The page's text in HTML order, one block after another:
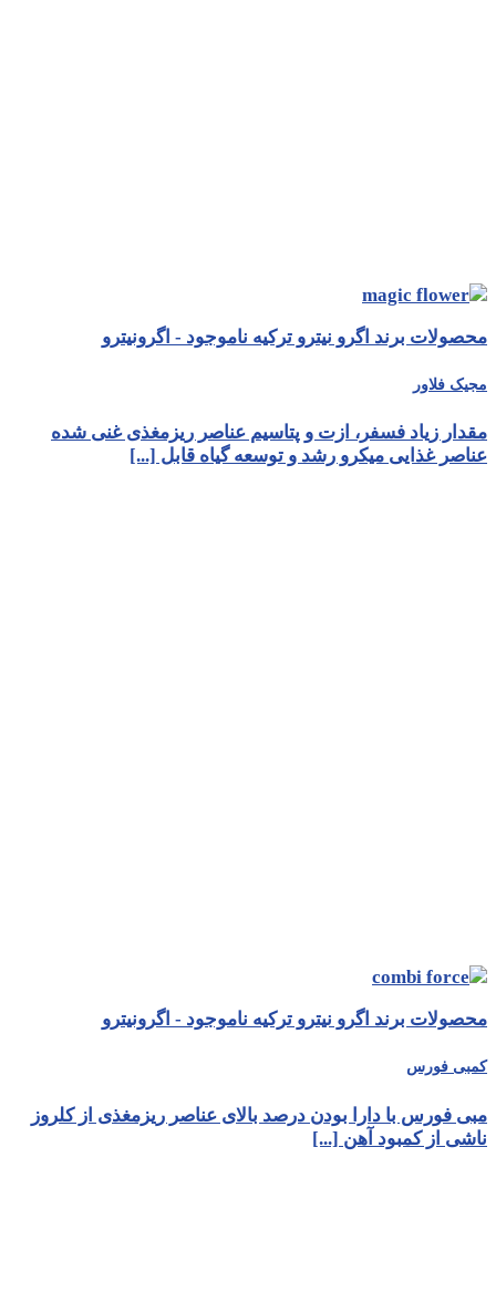
محصولات برند اگرو نیترو ترکیه ناموجود - اگرونیترو
مجیک فلاور
مقدار زیاد فسفر، ازت و پتاسیم عناصر ریزمغذی غنی شده
عناصر غذایی میکرو رشد و توسعه گیاه قابل [...]
محصولات برند اگرو نیترو ترکیه ناموجود - اگرونیترو
کمبی فورس
مبی فورس با دارا بودن درصد بالای عناصر ریزمغذی از کلروز
ناشی از کمبود آهن [...]